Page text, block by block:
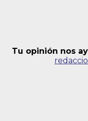
Tu opinión nos